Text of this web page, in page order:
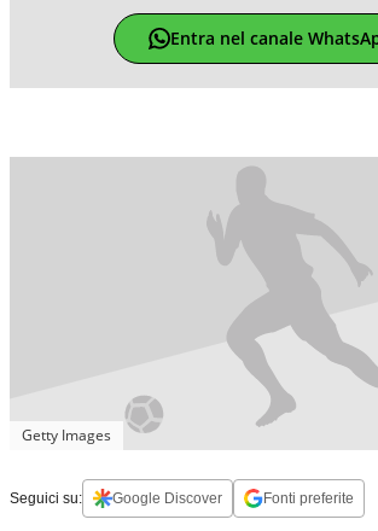
Entra nel canale
Getty Images
Seguici su: Google Discover Fonti preferite